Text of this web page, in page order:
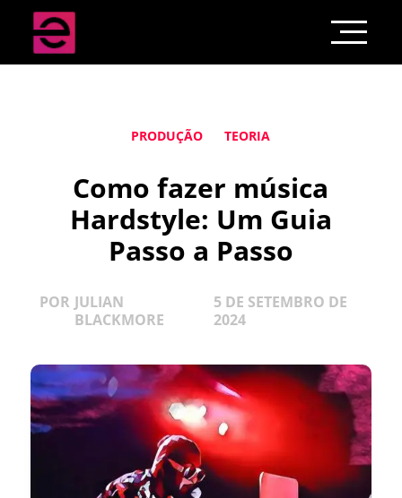
PRODUÇÃO TEORIA
Como fazer música
Hardstyle: Um Guia
Passo a Passo
POR JULIAN
BLACKMORE
5 DE SETEMBRO DE
2024